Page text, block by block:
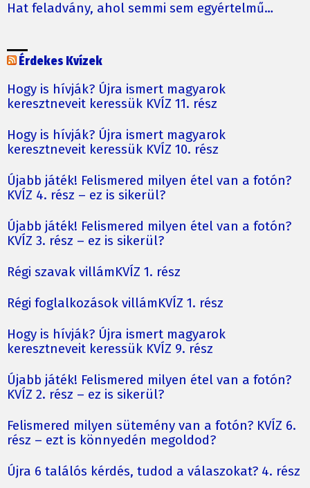
Hat feladvány, ahol semmi sem egyértelmű…
Érdekes Kvízek
Hogy is hívják? Újra ismert magyarok
keresztneveit keressük KVÍZ 11. rész
Hogy is hívják? Újra ismert magyarok
keresztneveit keressük KVÍZ 10. rész
Újabb játék! Felismered milyen étel van a fotón?
KVÍZ 4. rész – ez is sikerül?
Újabb játék! Felismered milyen étel van a fotón?
KVÍZ 3. rész – ez is sikerül?
Régi szavak villámKVÍZ 1. rész
Régi foglalkozások villámKVÍZ 1. rész
Hogy is hívják? Újra ismert magyarok
keresztneveit keressük KVÍZ 9. rész
Újabb játék! Felismered milyen étel van a fotón?
KVÍZ 2. rész – ez is sikerül?
Felismered milyen sütemény van a fotón? KVÍZ 6.
rész – ezt is könnyedén megoldod?
Újra 6 találós kérdés, tudod a válaszokat? 4. rész